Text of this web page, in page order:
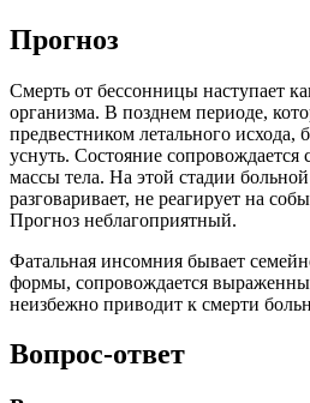
Прогноз
Смерть от бессонницы наступает
организма. В позднем периоде,
предвестником летального исхода,
уснуть. Состояние сопровождается
массы тела. На этой стадии
разговаривает, не реагирует на
Прогноз неблагоприятный.
Фатальная инсомния бывает
формы, сопровождается
неизбежно приводит к смерти
Вопрос-ответ